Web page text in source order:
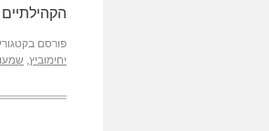
פורסם
יחימוביץ,